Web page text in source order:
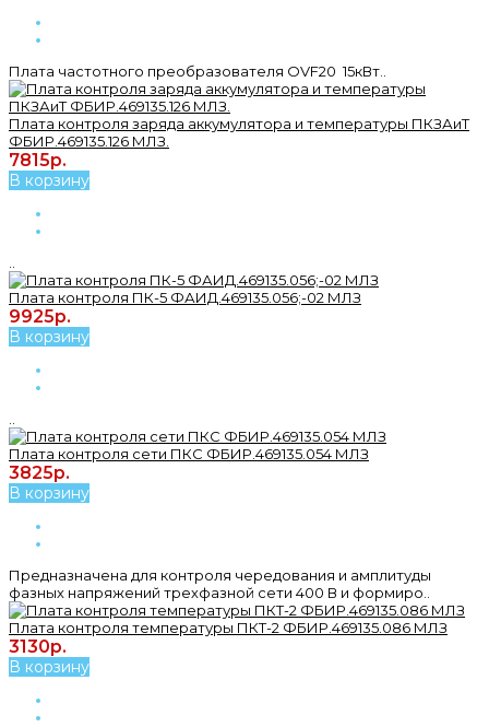
Плата частотного преобразователя OVF20 15кВт..
Плата контроля заряда аккумулятора и температуры ПКЗАиТ
ФБИР.469135.126 МЛЗ.
7815р.
В корзину
Плата контроля ПК-5 ФАИД.469135.056;-02 МЛЗ
9925р.
В корзину
Плата контроля сети ПКС ФБИР.469135.054 МЛЗ
3825р.
В корзину
Предназначена для контроля чередования и амплитуды
фазных напряжений трехфазной сети 400 В и формиро..
Плата контроля температуры ПКТ-2 ФБИР.469135.086 МЛЗ
3130р.
В корзину